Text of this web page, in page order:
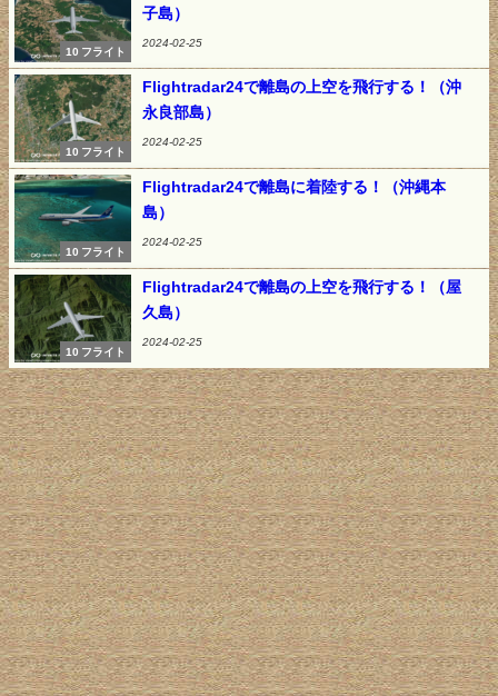
10 フライト
子島）
2024-02-25
10 フライト
Flightradar24で離島の上空を飛行する！（沖
永良部島）
2024-02-25
10 フライト
Flightradar24で離島に着陸する！（沖縄本
島）
2024-02-25
10 フライト
Flightradar24で離島の上空を飛行する！（屋
久島）
2024-02-25